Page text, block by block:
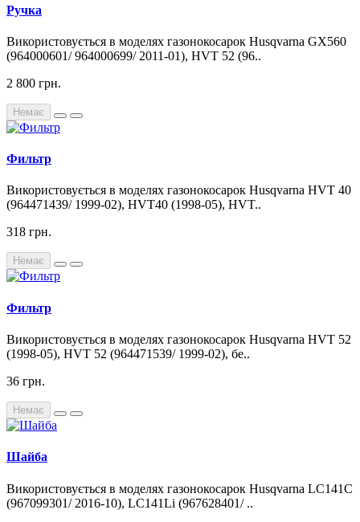
Ручка
Використовується в моделях газонокосарок Husqvarna GX560
(964000601/ 964000699/ 2011-01), HVT 52 (96..
2 800 грн.
Немає
Фильтр
Використовується в моделях газонокосарок Husqvarna HVT 40
(964471439/ 1999-02), HVT40 (1998-05), HVT..
318 грн.
Немає
Фильтр
Використовується в моделях газонокосарок Husqvarna HVT 52
(1998-05), HVT 52 (964471539/ 1999-02), бе..
36 грн.
Немає
Шайба
Використовується в моделях газонокосарок Husqvarna LC141C
(967099301/ 2016-10), LC141Li (967628401/ ..